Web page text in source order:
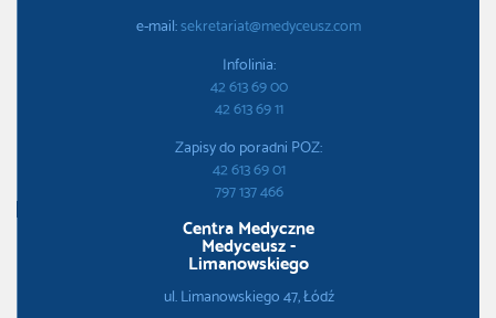
e-mail:sekretariat@medyceusz.com
Infolinia:
42 613 69 00
42 613 69 11
Zapisy do poradni POZ:
42 613 69 01
797 137 466
Centra Medyczne
Medyceusz -
Limanowskiego
ul. Limanowskiego 47, Łódź